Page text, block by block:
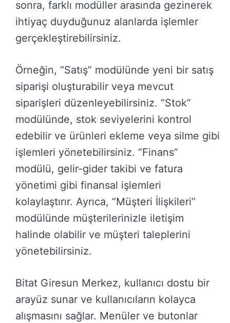
sonra, farklı modüller arasında gezinerek
ihtiyaç duyduğunuz alanlarda işlemler
gerçekleştirebilirsiniz.
Örneğin, “Satış” modülünde yeni bir satış
siparişi oluşturabilir veya mevcut
siparişleri düzenleyebilirsiniz. “Stok”
modülünde, stok seviyelerini kontrol
edebilir ve ürünleri ekleme veya silme gibi
işlemleri yönetebilirsiniz. “Finans”
modülü, gelir-gider takibi ve fatura
yönetimi gibi finansal işlemleri
kolaylaştırır. Ayrıca, “Müşteri İlişkileri”
modülünde müşterilerinizle iletişim
halinde olabilir ve müşteri taleplerini
yönetebilirsiniz.
Bitat Giresun Merkez, kullanıcı dostu bir
arayüz sunar ve kullanıcıların kolayca
alışmasını sağlar. Menüler ve butonlar